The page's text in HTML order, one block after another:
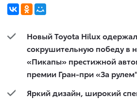
НовыйToyota Hiluxодержал
сокрушительную победу в
«Пикапы» престижной
премии Гран-при «За
Яркий дизайн, широкий